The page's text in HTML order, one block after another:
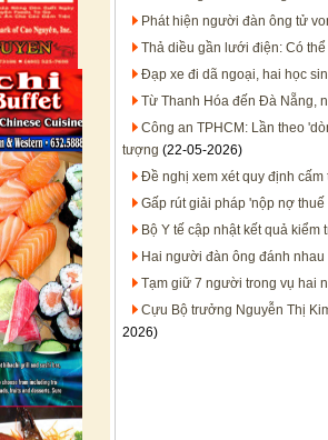
Phát hiện người đàn ông tử
Thả diều gần lưới điện: Có
Đạp xe đi dã ngoại, hai học
Từ Thanh Hóa đến Đà Nẵng,
Công an TPHCM: Lần theo
tượng (22-05-2026)
Đề nghị xem xét quy định
Gấp rút giải pháp 'nộp nợ
Bộ Y tế cập nhật kết quả
Hai người đàn ông đánh
Tạm giữ 7 người trong vụ hai
Cựu Bộ trưởng Nguyễn Thị
2026)